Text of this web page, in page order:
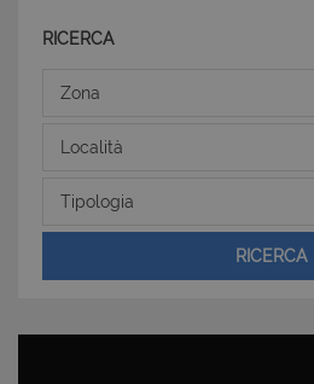
RICERCA
Zona
Località
Tipologia
RICERCA